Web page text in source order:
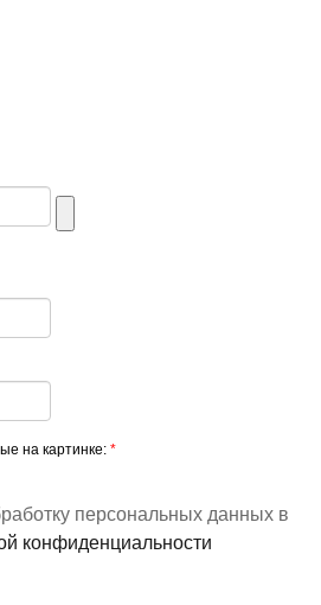
на картинке: *
персональных данных в
конфиденциальности